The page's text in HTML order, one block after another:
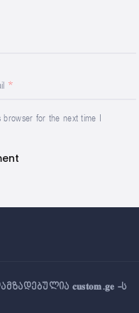
for the next time I
𝐜𝐮𝐬𝐭𝐨𝐦.𝐠𝐞 -ს